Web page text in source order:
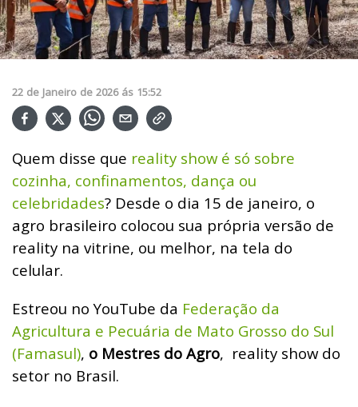
22 de Janeiro de 2026 ás 15:52
Quem disse que reality show é só sobre
cozinha, confinamentos, dança ou
celebridades? Desde o dia 15 de janeiro, o
agro brasileiro colocou sua própria versão de
reality na vitrine, ou melhor, na tela do
celular.
Estreou no YouTube da Federação da
Agricultura e Pecuária de Mato Grosso do Sul
(Famasul), o Mestres do Agro, reality show do
setor no Brasil.